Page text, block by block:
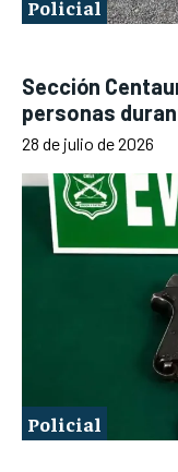
Policial
Sección
personas
28 de julio de 2026
Policial